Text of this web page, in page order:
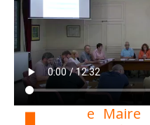
e Maire